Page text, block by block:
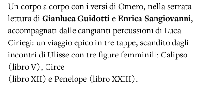
Un corpo a corpo con i versi di Omero, nella serrata
lettura diGianluca GuidottieEnrica Sangiovanni,
accompagnati dalle cangianti percussioni di Luca
Ciriegi: un viaggio epico in tre tappe, scandito dagli
incontri di Ulisse con tre figure femminili: Calipso
(libro V), Circe
(libro XII) e Penelope (libro XXIII).